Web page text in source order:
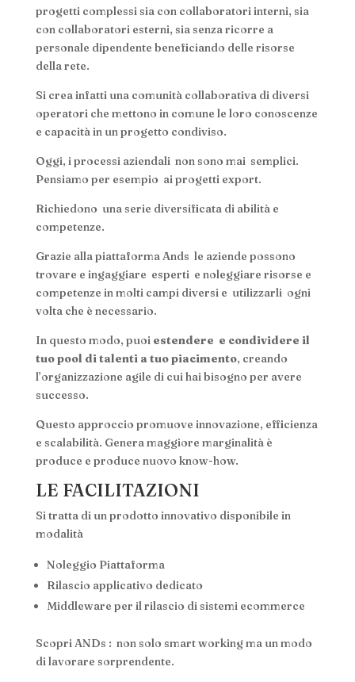
progetti complessi sia con collaboratori interni, sia
con collaboratori esterni, sia senza ricorre a
personale dipendente beneficiando delle risorse
della rete.
Si crea infatti una comunità collaborativa di diversi
operatori che mettono in comune le loro conoscenze
e capacità in un progetto condiviso.
Oggi, i processi aziendali non sono mai semplici.
Pensiamo per esempio ai progetti export.
Richiedono una serie diversificata di abilità e
competenze.
Grazie alla piattaforma Ands le aziende possono
trovare e ingaggiare esperti e noleggiare risorse e
competenze in molti campi diversi e utilizzarli ogni
volta che è necessario.
In questo modo, puoi estendere e condividere il
tuo pool di talenti a tuo piacimento, creando
l’organizzazione agile di cui hai bisogno per avere
successo.
Questo approccio promuove innovazione, efficienza
e scalabilità. Genera maggiore marginalità è
produce e produce nuovo know-how.
LE FACILITAZIONI
Si tratta di un prodotto innovativo disponibile in
modalità
Noleggio Piattaforma
Rilascio applicativo dedicato
Middleware per il rilascio di sistemi ecommerce
Scopri ANDs : non solo smart working ma un modo
di lavorare sorprendente.